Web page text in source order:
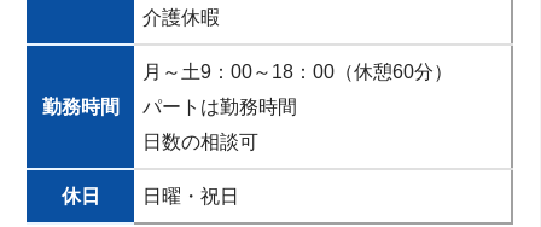
介護休暇
勤務時間
月～土9：00～18：00（休憩60分）
パートは勤務時間
日数の相談可
休日 日曜・祝日